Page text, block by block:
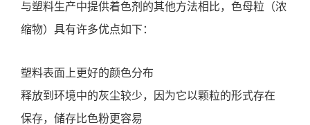
与塑料生产中提供着色剂的其他方法相比，色母粒（浓
缩物）具有许多优点如下：
塑料表面上更好的颜色分布
释放到环境中的灰尘较少，因为它以颗粒的形式存在
保存，储存比色粉更容易